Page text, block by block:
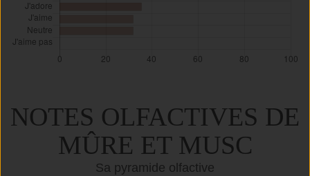
NOTES OLFACTIVES DE
MÛRE ET MUSC
Sa pyramide olfactive